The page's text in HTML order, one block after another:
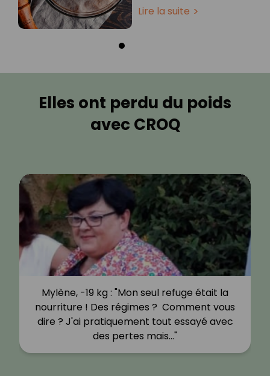
Lire la suite
Elles ont perdu du poids
avec CROQ
Mylène, -19 kg : "Mon seul refuge était la
nourriture ! Des régimes ? Comment vous
dire ? J'ai pratiquement tout essayé avec
des pertes mais…"